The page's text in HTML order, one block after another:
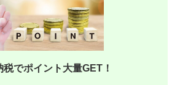
でポイント大量GET！